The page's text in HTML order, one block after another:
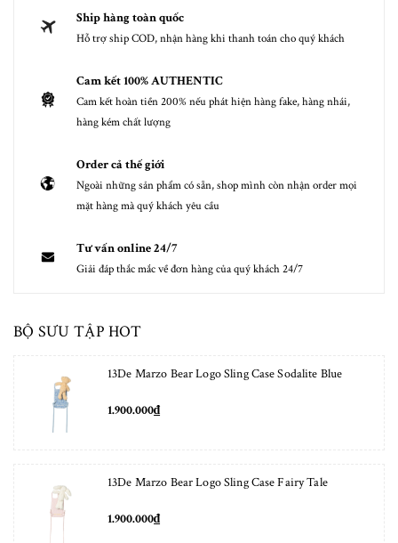
Ship hàng toàn quốc
Hỗ trợ ship COD, nhận hàng khi thanh toán cho quý khách
Cam kết 100% AUTHENTIC
Cam kết hoàn tiền 200% nếu phát hiện hàng fake, hàng nhái,
hàng kém chất lượng
Order cả thế giới
Ngoài những sản phẩm có sẵn, shop mình còn nhận order mọi
mặt hàng mà quý khách yêu cầu
Tư vấn online 24/7
Giải đáp thắc mắc về đơn hàng của quý khách 24/7
BỘ SƯU TẬP HOT
13De Marzo Bear Logo Sling Case Sodalite Blue
1.900.000₫
13De Marzo Bear Logo Sling Case Fairy Tale
1.900.000₫